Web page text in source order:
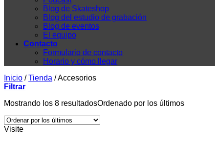
Blog de Skateshop
Blog del estudio de grabación
Blog de eventos
El equipo
Contacto
Formulario de contacto
Horario y cómo llegar
Inicio / Tienda /Accesorios
Filtrar
Mostrando los 8 resultadosOrdenado por los últimos
Visite